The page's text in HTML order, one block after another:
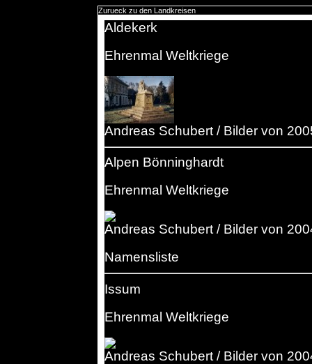
Zurueck zu den Landkreisen
Aldekerk
Ehrenmal Weltkriege
Andreas Schubert / Bilder von
Alpen Bönninghardt
Ehrenmal Weltkriege
Andreas Schubert / Bilder von
Namensliste
Issum
Ehrenmal Weltkriege
Andreas Schubert / Bilder von